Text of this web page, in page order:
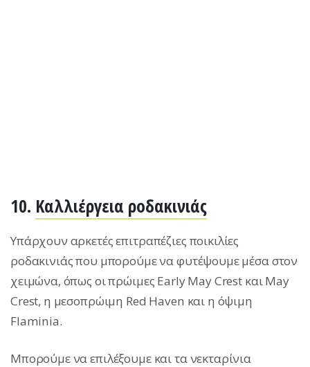
10. Καλλιέργεια ροδακινιάς
Υπάρχουν αρκετές επιτραπέζιες ποικιλίες
ροδακινιάς που μπορούμε να φυτέψουμε μέσα στον
χειμώνα, όπως οι πρώιμες Early May Crest και Μay
Crest, η μεσοπρώιμη Red Haven και η όψιμη
Flaminia.
Μπορούμε να επιλέξουμε και τα νεκταρίνια